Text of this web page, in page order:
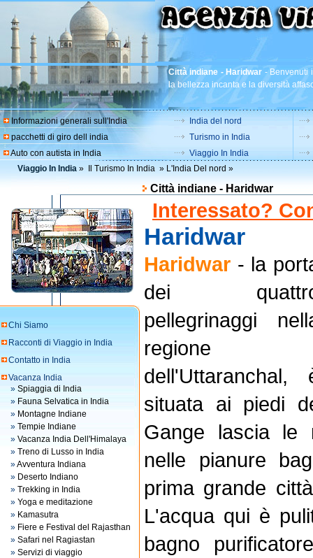
Città indiane - Haridwar - Benvenuti
la bellezza incanta e la diversità
Informazioni generali sull'India
pacchetti di giro dell india
Auto con autista in India
India del nord
Turismo in India
Viaggio In India
Viaggio In India » Il Turismo In India » L'India Del nord »
Città indiane - Haridwar
Chi Siamo
Racconti di Viaggio in India
Contatto in India
Vacanza India
» Spiaggia di India
» Fauna Selvatica in India
» Montagne Indiane
» Tempie Indiane
» Vacanza India Dell'Himalaya
» Treno di Lusso in India
»Avventura Indiana
» Deserto Indiano
» Trekking in India
» Yoga e meditazione
» Kamasutra
» Fiere e Festival del Rajasthan
» Safari nel Ragiastan
» Servizi di viaggio
Interessato?
Haridwar
Haridwar - la
dei
pellegrinaggi
regione
dell'Uttaranchal,
situata ai piedi
Gange lascia le
nelle pianure
prima grande
L'acqua qui è
bagno